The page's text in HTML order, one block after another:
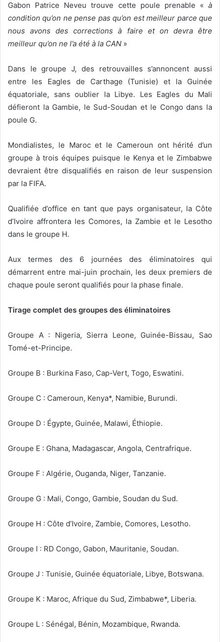
Gabon Patrice Neveu trouve cette poule prenable « à
condition qu’on ne pense pas qu’on est meilleur parce que
nous avons des corrections à faire et on devra être
meilleur qu’on ne l’a été à la CAN »
Dans le groupe J, des retrouvailles s’annoncent aussi
entre les Eagles de Carthage (Tunisie) et la Guinée
équatoriale, sans oublier la Libye. Les Eagles du Mali
défieront la Gambie, le Sud-Soudan et le Congo dans la
poule G.
Mondialistes, le Maroc et le Cameroun ont hérité d’un
groupe à trois équipes puisque le Kenya et le Zimbabwe
devraient être disqualifiés en raison de leur suspension
par la FIFA.
Qualifiée d’office en tant que pays organisateur, la Côte
d’Ivoire affrontera les Comores, la Zambie et le Lesotho
dans le groupe H.
Aux termes des 6 journées des éliminatoires qui
démarrent entre mai-juin prochain, les deux premiers de
chaque poule seront qualifiés pour la phase finale.
Tirage complet des groupes des éliminatoires
Groupe A : Nigeria, Sierra Leone, Guinée-Bissau, Sao
Tomé-et-Principe.
Groupe B : Burkina Faso, Cap-Vert, Togo, Eswatini.
Groupe C : Cameroun, Kenya*, Namibie, Burundi.
Groupe D : Égypte, Guinée, Malawi, Éthiopie.
Groupe E : Ghana, Madagascar, Angola, Centrafrique.
Groupe F : Algérie, Ouganda, Niger, Tanzanie.
Groupe G : Mali, Congo, Gambie, Soudan du Sud.
Groupe H : Côte d’Ivoire, Zambie, Comores, Lesotho.
Groupe I : RD Congo, Gabon, Mauritanie, Soudan.
Groupe J : Tunisie, Guinée équatoriale, Libye, Botswana.
Groupe K : Maroc, Afrique du Sud, Zimbabwe*, Liberia.
Groupe L : Sénégal, Bénin, Mozambique, Rwanda.